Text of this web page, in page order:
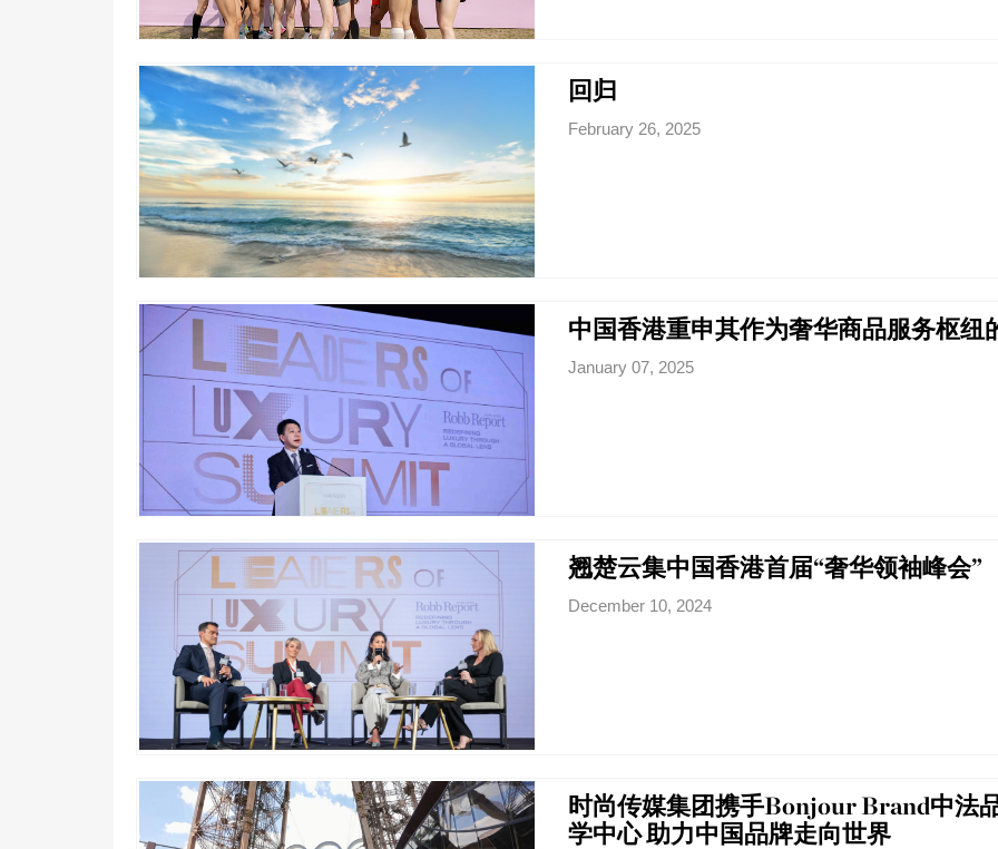
回归
February 26, 2025
中国香港重申其作为奢华商品服务枢纽
January 07, 2025
翘楚云集中国香港首届“奢华领袖峰会”
December 10, 2024
时尚传媒集团携手Bonjour Brand中法
学中心 助力中国品牌走向世界